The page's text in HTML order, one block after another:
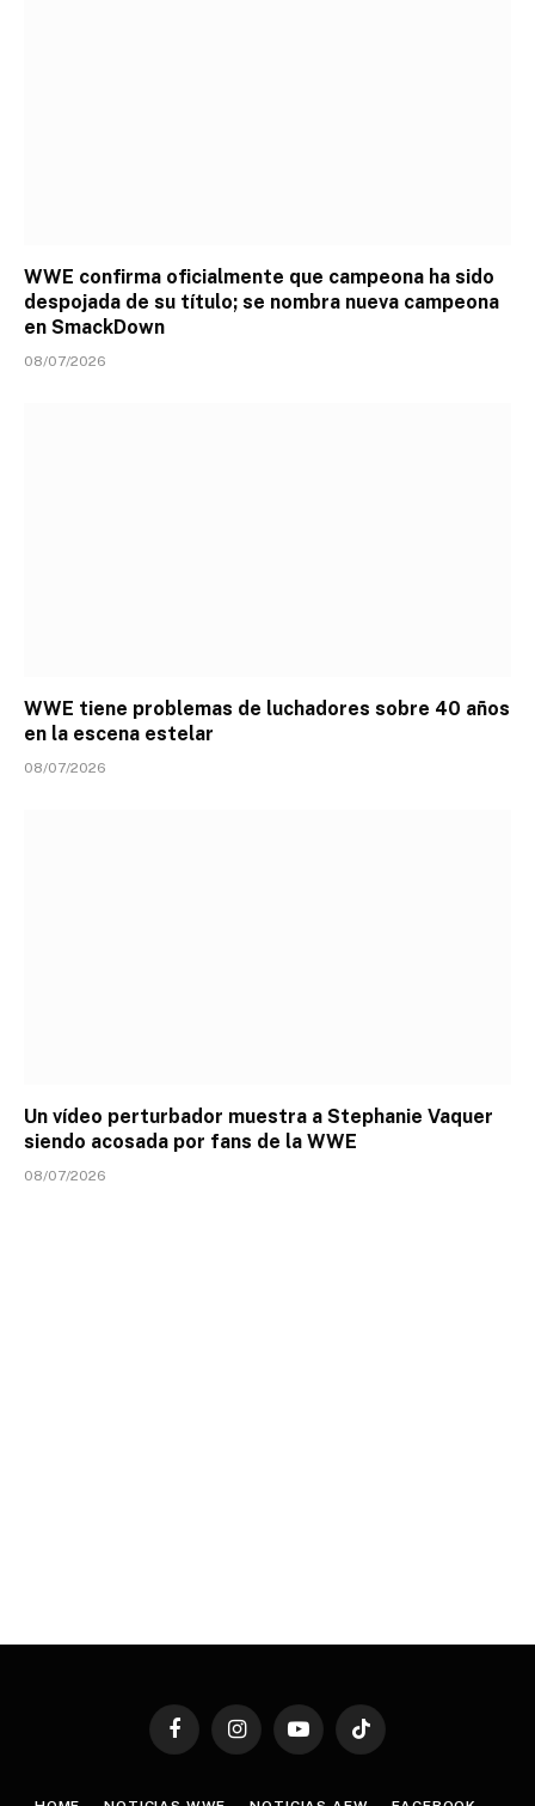
WWE confirma oficialmente que campeona ha sido
despojada de su título; se nombra nueva campeona
en SmackDown
08/07/2026
WWE tiene problemas de luchadores sobre 40 años
en la escena estelar
08/07/2026
Un vídeo perturbador muestra a Stephanie Vaquer
siendo acosada por fans de la WWE
08/07/2026
FacebookInstagramYouTubeTikTok